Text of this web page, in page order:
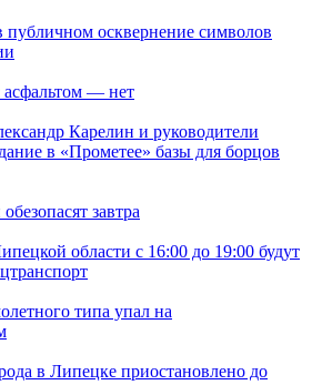
осквернение символов
асфальтом — нет
Карелин и руководители
в «Прометее» базы для борцов
завтра
области с 16:00 до 19:00 будут
типа упал на
в Липецке приостановлено до